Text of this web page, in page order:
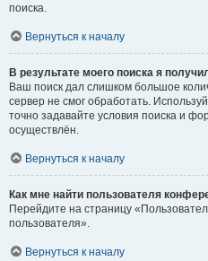
поиска.
Вернуться к началу
В результате моего поиска я
Ваш поиск дал слишком большое
сервер не смог обработать.
точно задавайте условия поиска и
осуществлён.
Вернуться к началу
Как мне найти пользователя
Перейдите на страницу
пользователя».
Вернуться к началу